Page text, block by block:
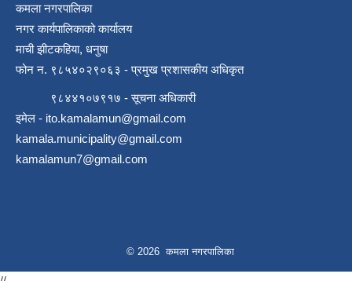
कमला नगरपालिका
नगर कार्यपालिकाको कार्यालय
माची झीटकहिया, धनुषा
फोन न‌. ९८५४०२९०६३ - प्रमुख प्रशासकीय अधिकृत
९८४४१०७९१७ - सूचना अधिकारी
इमेल - ito.kamalamun@gmail.com
kamala.municipality@gmail.com
kamalamun7@gmail.com
© 2026 कमला नगरपालिका